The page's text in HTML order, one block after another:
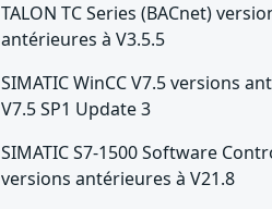
TALON TC Series (BACnet)
antérieures à V3.5.5
SIMATIC WinCC V7.5 versions
V7.5 SP1 Update 3
SIMATIC S7-1500 Software
versions antérieures à V21.8